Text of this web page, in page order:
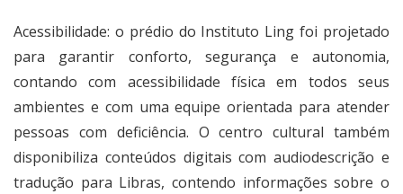
Acessibilidade: o prédio do Instituto Ling foi projetado
para garantir conforto, segurança e autonomia,
contando com acessibilidade física em todos seus
ambientes e com uma equipe orientada para atender
pessoas com deficiência. O centro cultural também
disponibiliza conteúdos digitais com audiodescrição e
tradução para Libras, contendo informações sobre o